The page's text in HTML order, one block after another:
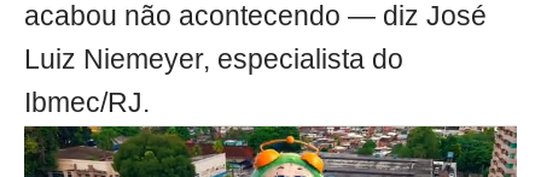
acabou não acontecendo — diz José
Luiz Niemeyer, especialista do
Ibmec/RJ.